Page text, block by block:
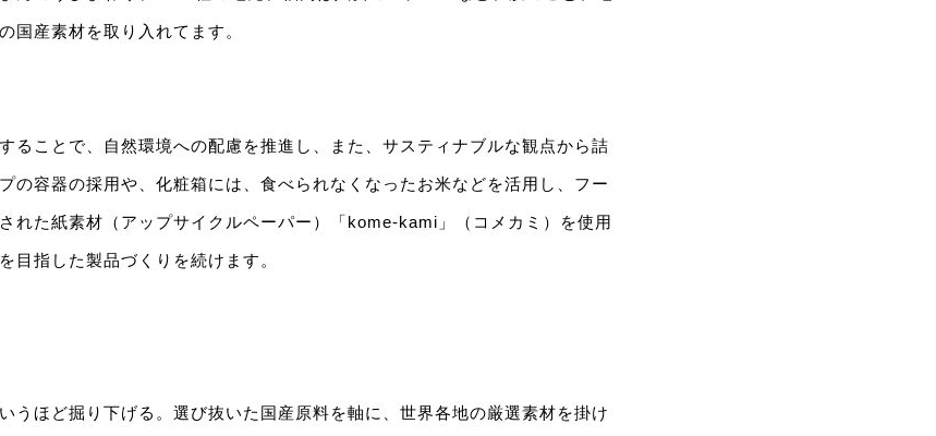
国産素材を取り入れてます。
ることで、自然環境への配慮を推進し、また、サスティナブルな観点から詰
の容器の採用や、化粧箱には、食べられなくなったお米などを活用し、フー
れた紙素材（アップサイクルペーパー）「kome-kami」（コメカミ）を使用
目指した製品づくりを続けます。
うほど掘り下げる。選び抜いた国産原料を軸に、世界各地の厳選素材を掛け